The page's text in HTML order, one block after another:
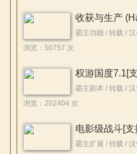
霸主功能 / 转载 /
浏览：50757 次
霸主剧本 / 转载 /
浏览：202404 次
霸主扩展 / 转载 /